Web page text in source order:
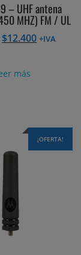
– UHF antena
MHZ) FM / UL
El
era:
$12.400El+IVA
más
¡OFERTA!